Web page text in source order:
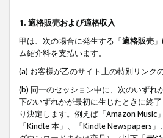
1. 適格販売および適格収入
甲は、次の場合に発生する「適格販売
ム紹介料を支払います。
(a) お客様が乙のサイト上の特別リンク
(b) 同一のセッション中に、次のいずれ
下のいずれかが最初に生じたときに終
り決定します。例えば「Amazon
「Kindle 本」、「Kindle Newspapers